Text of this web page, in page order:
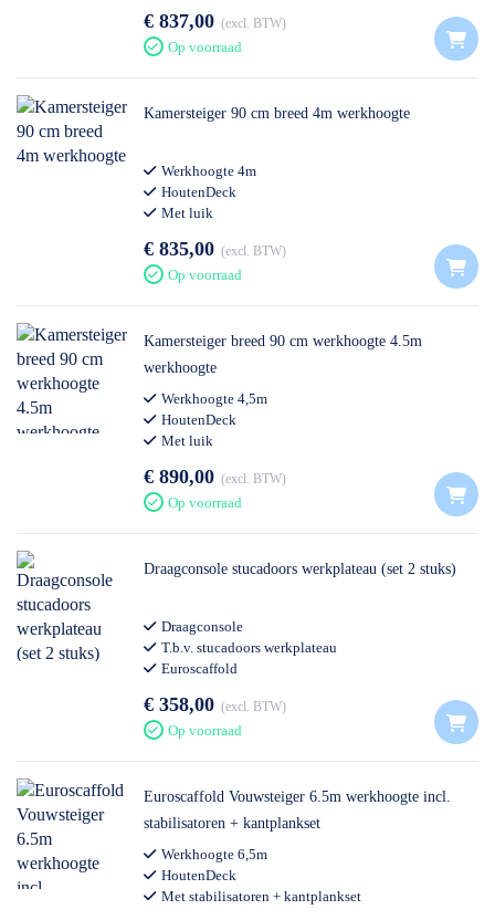
€ 837,00 excl. BTW
Op voorraad
Kamersteiger 90 cm breed 4m werkhoogte
Werkhoogte 4m
HoutenDeck
Met luik
€ 835,00 excl. BTW
Op voorraad
Kamersteiger breed 90 cm werkhoogte 4.5m
werkhoogte
Werkhoogte 4,5m
HoutenDeck
Met luik
€ 890,00 excl. BTW
Op voorraad
Draagconsole stucadoors werkplateau (set 2 stuks)
Draagconsole
T.b.v. stucadoors werkplateau
Euroscaffold
€ 358,00 excl. BTW
Op voorraad
Euroscaffold Vouwsteiger 6.5m werkhoogte incl.
stabilisatoren + kantplankset
Werkhoogte 6,5m
HoutenDeck
Met stabilisatoren + kantplankset